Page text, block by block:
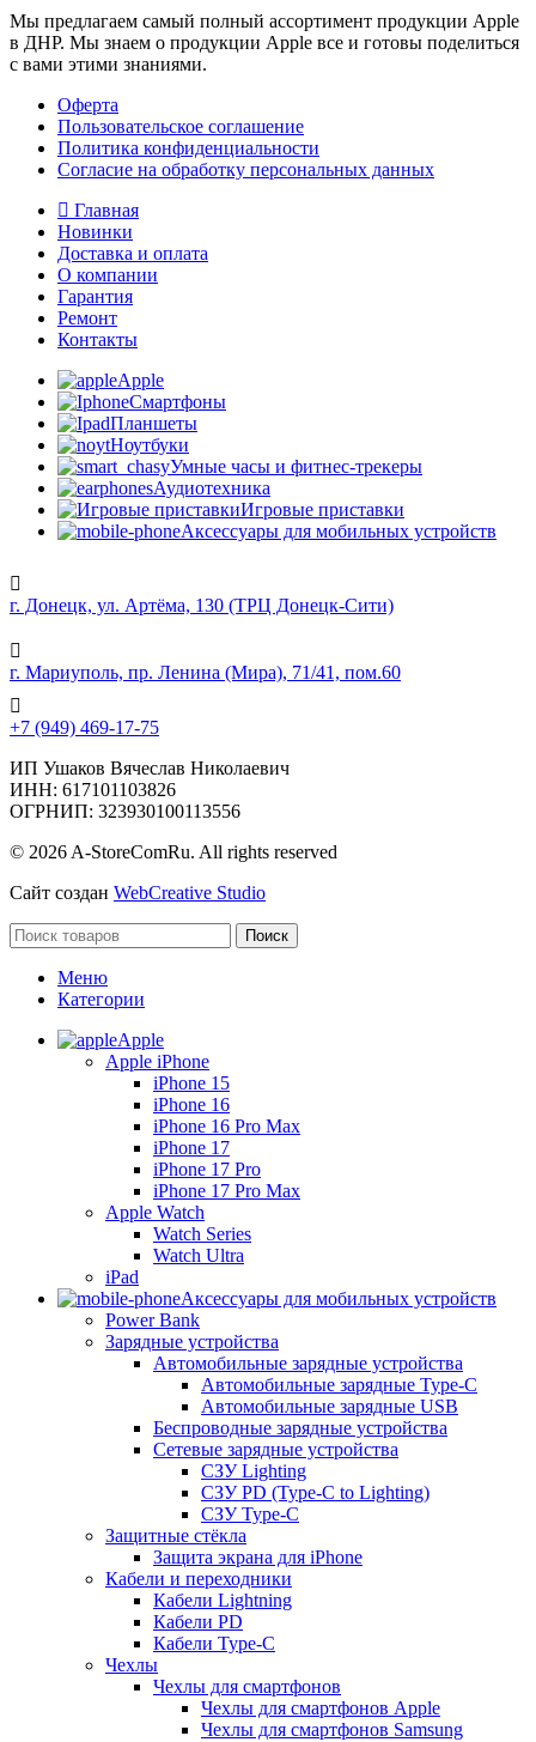
Мы предлагаем самый полный ассортимент продукции Apple
в ДНР. Мы знаем о продукции Apple все и готовы поделиться
с вами этими знаниями.
Оферта
Пользовательское соглашение
Политика конфиденциальности
Согласие на обработку персональных данных
Главная
Новинки
Доставка и оплата
О компании
Гарантия
Ремонт
Контакты
Apple
Смартфоны
Планшеты
Ноутбуки
Умные часы и фитнес-трекеры
Аудиотехника
Игровые приставки
Аксессуары для мобильных устройств
г. Донецк, ул. Артёма, 130 (ТРЦ Донецк-Сити)
г. Мариуполь, пр. Ленина (Мира), 71/41, пом.60
+7 (949) 469-17-75
ИП Ушаков Вячеслав Николаевич
ИНН: 617101103826
ОГРНИП: 323930100113556
© 2026 A-StoreComRu. All rights reserved
Сайт создан WebCreative Studio
Поиск
Меню
Категории
Apple
Apple iPhone
iPhone 15
iPhone 16
iPhone 16 Pro Max
iPhone 17
iPhone 17 Pro
iPhone 17 Pro Max
Apple Watch
Watch Series
Watch Ultra
iPad
Аксессуары для мобильных устройств
Power Bank
Зарядные устройства
Автомобильные зарядные устройства
Автомобильные зарядные Type-C
Автомобильные зарядные USB
Беспроводные зарядные устройства
Сетевые зарядные устройства
СЗУ Lighting
СЗУ PD (Type-C to Lighting)
СЗУ Type-C
Защитные стёкла
Защита экрана для iPhone
Кабели и переходники
Кабели Lightning
Кабели PD
Кабели Type-C
Чехлы
Чехлы для смартфонов
Чехлы для смартфонов Apple
Чехлы для смартфонов Samsung